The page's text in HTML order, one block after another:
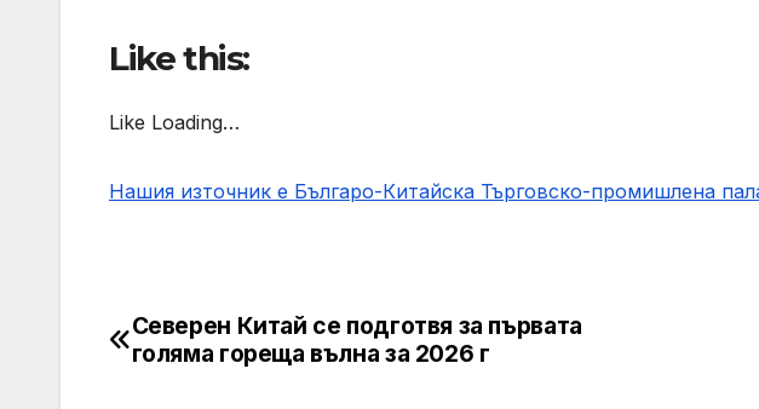
Like this:
Like Loading…
Нашия източник е Българо-Китайска Търговско-промишлена
Post
Северен Китай се подготвя за първата
голяма гореща вълна за 2026 г